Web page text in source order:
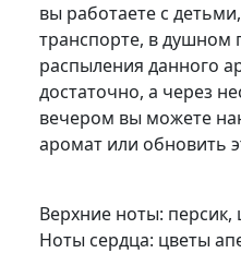
вы работаете с
транспорте, в
распыления данного
достаточно, а через
вечером вы можете
аромат или обновить
Верхние ноты:
Ноты сердца: цветы